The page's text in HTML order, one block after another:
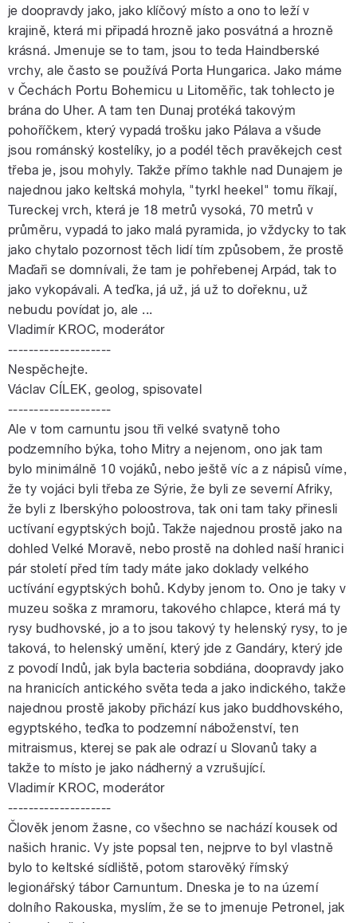
je doopravdy jako, jako klíčový místo a ono to leží v
krajině, která mi připadá hrozně jako posvátná a hrozně
krásná. Jmenuje se to tam, jsou to teda Haindberské
vrchy, ale často se používá Porta Hungarica. Jako máme
v Čechách Portu Bohemicu u Litoměřic, tak tohlecto je
brána do Uher. A tam ten Dunaj protéká takovým
pohoříčkem, který vypadá trošku jako Pálava a všude
jsou románský kostelíky, jo a podél těch pravěkejch cest
třeba je, jsou mohyly. Takže přímo takhle nad Dunajem je
najednou jako keltská mohyla, "tyrkl heekel" tomu říkají,
Tureckej vrch, která je 18 metrů vysoká, 70 metrů v
průměru, vypadá to jako malá pyramida, jo vždycky to tak
jako chytalo pozornost těch lidí tím způsobem, že prostě
Maďaři se domnívali, že tam je pohřebenej Arpád, tak to
jako vykopávali. A teďka, já už, já už to dořeknu, už
nebudu povídat jo, ale ...
Vladimír KROC, moderátor
--------------------
Nespěchejte.
Václav CÍLEK, geolog, spisovatel
--------------------
Ale v tom carnuntu jsou tři velké svatyně toho
podzemního býka, toho Mitry a nejenom, ono jak tam
bylo minimálně 10 vojáků, nebo ještě víc a z nápisů víme,
že ty vojáci byli třeba ze Sýrie, že byli ze severní Afriky,
že byli z Iberskýho poloostrova, tak oni tam taky přinesli
uctívaní egyptských bojů. Takže najednou prostě jako na
dohled Velké Moravě, nebo prostě na dohled naší hranici
pár století před tím tady máte jako doklady velkého
uctívání egyptských bohů. Kdyby jenom to. Ono je taky v
muzeu soška z mramoru, takového chlapce, která má ty
rysy budhovské, jo a to jsou takový ty helenský rysy, to je
taková, to helenský umění, který jde z Gandáry, který jde
z povodí Indů, jak byla bacteria sobdiána, doopravdy jako
na hranicích antického světa teda a jako indického, takže
najednou prostě jakoby přichází kus jako buddhovského,
egyptského, teďka to podzemní náboženství, ten
mitraismus, kterej se pak ale odrazí u Slovanů taky a
takže to místo je jako nádherný a vzrušující.
Vladimír KROC, moderátor
--------------------
Člověk jenom žasne, co všechno se nachází kousek od
našich hranic. Vy jste popsal ten, nejprve to byl vlastně
bylo to keltské sídliště, potom starověký římský
legionářský tábor Carnuntum. Dneska je to na území
dolního Rakouska, myslím, že se to jmenuje Petronel, jak